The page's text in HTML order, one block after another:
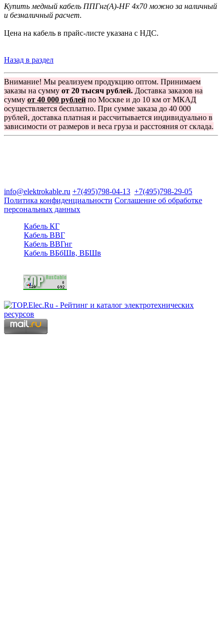
Купить медный кабель ППГнг(A)-HF 4х70 можно за наличный
и безналичный расчет.
Цена на кабель в прайс-листе указана с НДС.
Назад в раздел
Внимание! Мы реализуем продукцию оптом. Принимаем
заказы на сумму от 20 тысяч рублей. Доставка заказов на
сумму от 40 000 рублей по Москве и до 10 км от МКАД
осуществляется бесплатно. При сумме заказа до 40 000
рублей, доставка платная и рассчитывается индивидуально в
зависимости от размеров и веса груза и расстояния от склада.
info@elektrokable.ru +7(495)798-04-13 +7(495)798-29-05
Политика конфиденциальности Соглашение об обработке
персональных данных
Кабель КГ
Кабель ВВГ
Кабель ВВГнг
Кабель ВБбШв, ВБШв